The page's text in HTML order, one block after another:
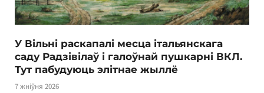
У Вільні раскапалі месца італьянскага
саду Радзівілаў і галоўнай пушкарні ВКЛ.
Тут пабудуюць элітнае жыллё
7 жніўня 2026